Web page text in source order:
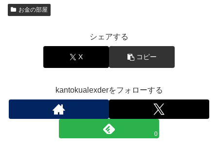
お金の部屋
シェアする
X コピー
kantokualexderをフォローする
0